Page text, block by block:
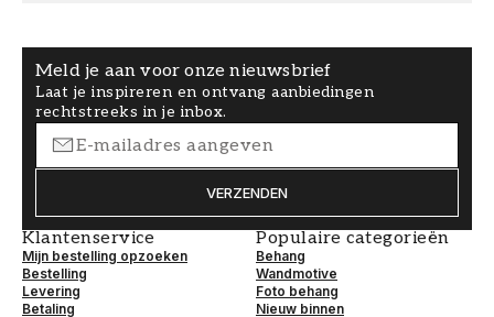
Meld je aan voor onze nieuwsbrief
Laat je inspireren en ontvang aanbiedingen
rechtstreeks in je inbox.
VERZENDEN
Klantenservice
Mijn bestelling opzoeken
Bestelling
Levering
Betaling
Populaire categorieën
Behang
Wandmotive
Foto behang
Nieuw binnen